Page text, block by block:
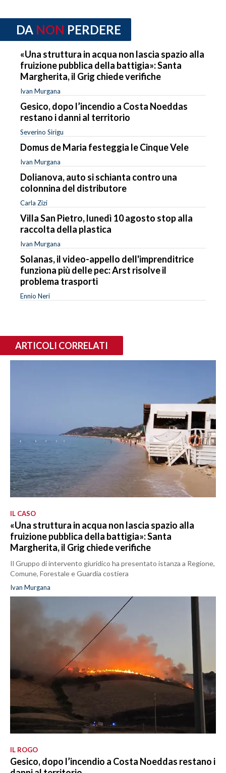
DA NON PERDERE
«Una struttura in acqua non lascia spazio alla
fruizione pubblica della battigia»: Santa
Margherita, il Grig chiede verifiche
Ivan Murgana
Gesico, dopo l’incendio a Costa Noeddas
restano i danni al territorio
Severino Sirigu
Domus de Maria festeggia le Cinque Vele
Ivan Murgana
Dolianova, auto si schianta contro una
colonnina del distributore
Carla Zizi
Villa San Pietro, lunedì 10 agosto stop alla
raccolta della plastica
Ivan Murgana
Solanas, il video-appello dell'imprenditrice
funziona più delle pec: Arst risolve il
problema trasporti
Ennio Neri
ARTICOLI CORRELATI
IL CASO
«Una struttura in acqua non lascia spazio alla
fruizione pubblica della battigia»: Santa
Margherita, il Grig chiede verifiche
Il Gruppo di intervento giuridico ha presentato istanza a Regione,
Comune, Forestale e Guardia costiera
Ivan Murgana
IL ROGO
Gesico, dopo l’incendio a Costa Noeddas restano i